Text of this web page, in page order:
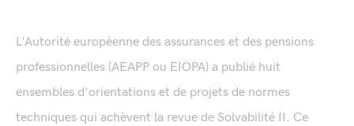
L'Autorité européenne des assurances et des pensions
professionnelles (AEAPP ou EIOPA) a publié huit
ensembles d'orientations et de projets de normes
techniques qui achèvent la revue de Solvabilité II. Ce